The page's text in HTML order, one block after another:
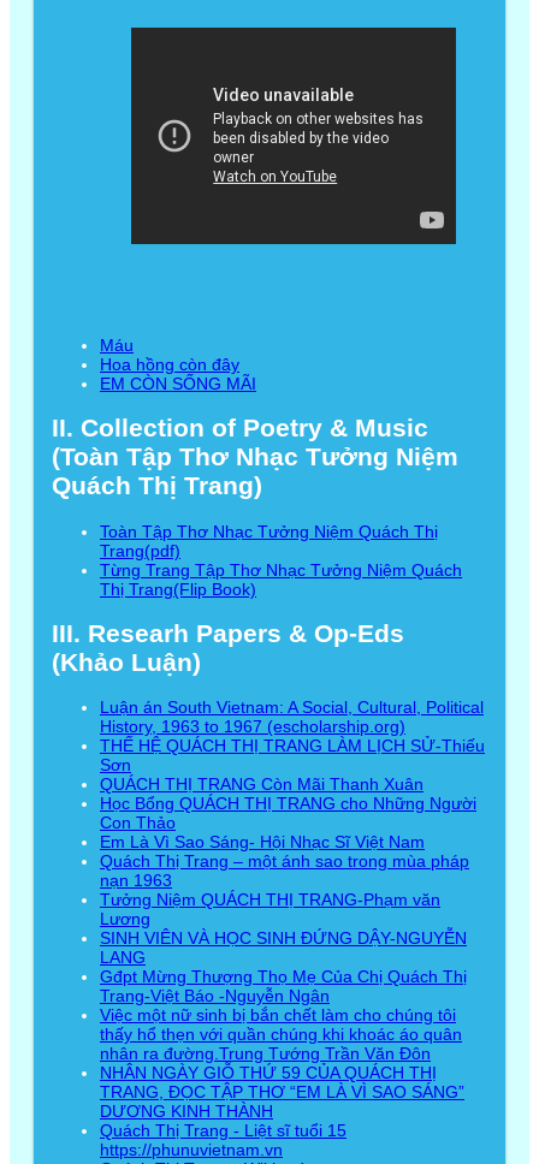
Máu
Hoa hồng còn đây
EM CÒN SỐNG MÃI
II. Collection of Poetry & Music
(Toàn Tập Thơ Nhạc Tưởng Niệm
Quách Thị Trang)
Toàn Tập Thơ Nhạc Tưởng Niệm Quách Thị
Trang(pdf)
Từng Trang Tập Thơ Nhạc Tưởng Niệm Quách
Thị Trang(Flip Book)
III. Researh Papers & Op-Eds
(Khảo Luận)
Luận án South Vietnam: A Social, Cultural, Political
History, 1963 to 1967 (escholarship.org)
THẾ HỆ QUÁCH THỊ TRANG LÀM LỊCH SỬ-Thiếu
Sơn
QUÁCH THỊ TRANG Còn Mãi Thanh Xuân
Học Bổng QUÁCH THỊ TRANG cho Những Người
Con Thảo
Em Là Vì Sao Sáng- Hội Nhạc Sĩ Việt Nam
Quách Thị Trang – một ánh sao trong mùa pháp
nạn 1963
Tưởng Niệm QUÁCH THỊ TRANG-Phạm văn
Lương
SINH VIÊN VÀ HỌC SINH ĐỨNG DẬY-NGUYỄN
LANG
Gđpt Mừng Thượng Thọ Mẹ Của Chị Quách Thị
Trang-Việt Báo -Nguyễn Ngân
Việc một nữ sinh bị bắn chết làm cho chúng tôi
thấy hổ thẹn với quần chúng khi khoác áo quân
nhân ra đường.Trung Tướng Trần Văn Đôn
NHÂN NGÀY GIỖ THỨ 59 CỦA QUÁCH THỊ
TRANG, ĐỌC TẬP THƠ “EM LÀ VÌ SAO SÁNG”
DƯƠNG KINH THÀNH
Quách Thị Trang - Liệt sĩ tuổi 15
https://phunuvietnam.vn